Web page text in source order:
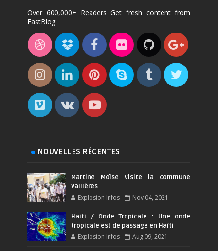
Over 600,000+ Readers Get fresh content from
FastBlog
NOUVELLES RÉCENTES
Martine Moïse visite la commune
Vallières
Explosion Infos Nov 04, 2021
Haiti / Onde Tropicale : Une onde
tropicale est de passage en Haïti
Explosion Infos Aug 09, 2021